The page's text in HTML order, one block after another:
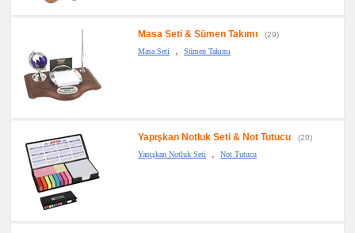
Masa Seti & Sümen Takımı
(29)
Masa Seti
, Sümen Takımı
Yapışkan Notluk Seti & Not Tutucu
(20)
Yapışkan Notluk Seti
, Not Tutucu